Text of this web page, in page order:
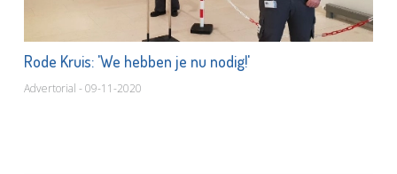
Rode Kruis: 'We hebben je nu nodig!'
Advertorial - 09-11-2020